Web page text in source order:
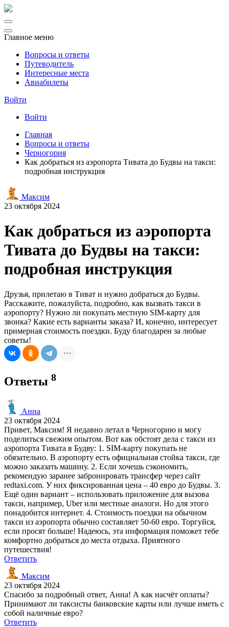
Главное меню
Вопросы и ответы
Путеводитель
Интересные места
Авиабилеты
Войти
Войти
Главная
Вопросы и ответы
Черногория
Как добраться из аэропорта Тивата до Будвы на такси:
подробная инструкция
Максим
23 октября 2024
Как добраться из аэропорта
Тивата до Будвы на такси:
подробная инструкция
Друзья, прилетаю в Тиват и нужно добраться до Будвы.
Расскажите, пожалуйста, подробно, как вызвать такси в
аэропорту? Нужно ли покупать местную SIM-карту для
звонка? Какие есть варианты заказа? И, конечно, интересует
примерная стоимость поездки. Буду благодарен за любые
советы!
Ответы 8
Анна
23 октября 2024
Привет, Максим! Я недавно летал в Черногорию и могу
поделиться свежим опытом. Вот как обстоят дела с такси из
аэропорта Тивата в Будву: 1. SIM-карту покупать не
обязательно. В аэропорту есть официальная стойка такси, где
можно заказать машину. 2. Если хочешь сэкономить,
рекомендую заранее забронировать трансфер через сайт
redtaxi.com. У них фиксированная цена – 40 евро до Будвы. 3.
Ещё один вариант – использовать приложение для вызова
такси, например, Uber или местные аналоги. Но для этого
понадобится интернет. 4. Стоимость поездки на обычном
такси из аэропорта обычно составляет 50-60 евро. Торгуйся,
если просят больше! Надеюсь, эта информация поможет тебе
комфортно добраться до места отдыха. Приятного
путешествия!
Ответить
Максим
23 октября 2024
Спасибо за подробный ответ, Анна! А как насчёт оплаты?
Принимают ли таксисты банковские карты или лучше иметь с
собой наличные евро?
Ответить